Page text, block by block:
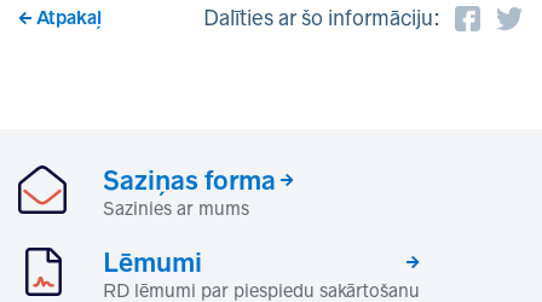
Atpakaļ Dalīties ar šo informāciju:
Saziņas forma
Sazinies ar mums
Lēmumi
RD lēmumi par piespiedu sakārtošanu